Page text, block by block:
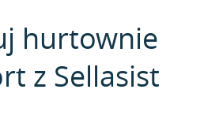
hurtownie
z Sellasist